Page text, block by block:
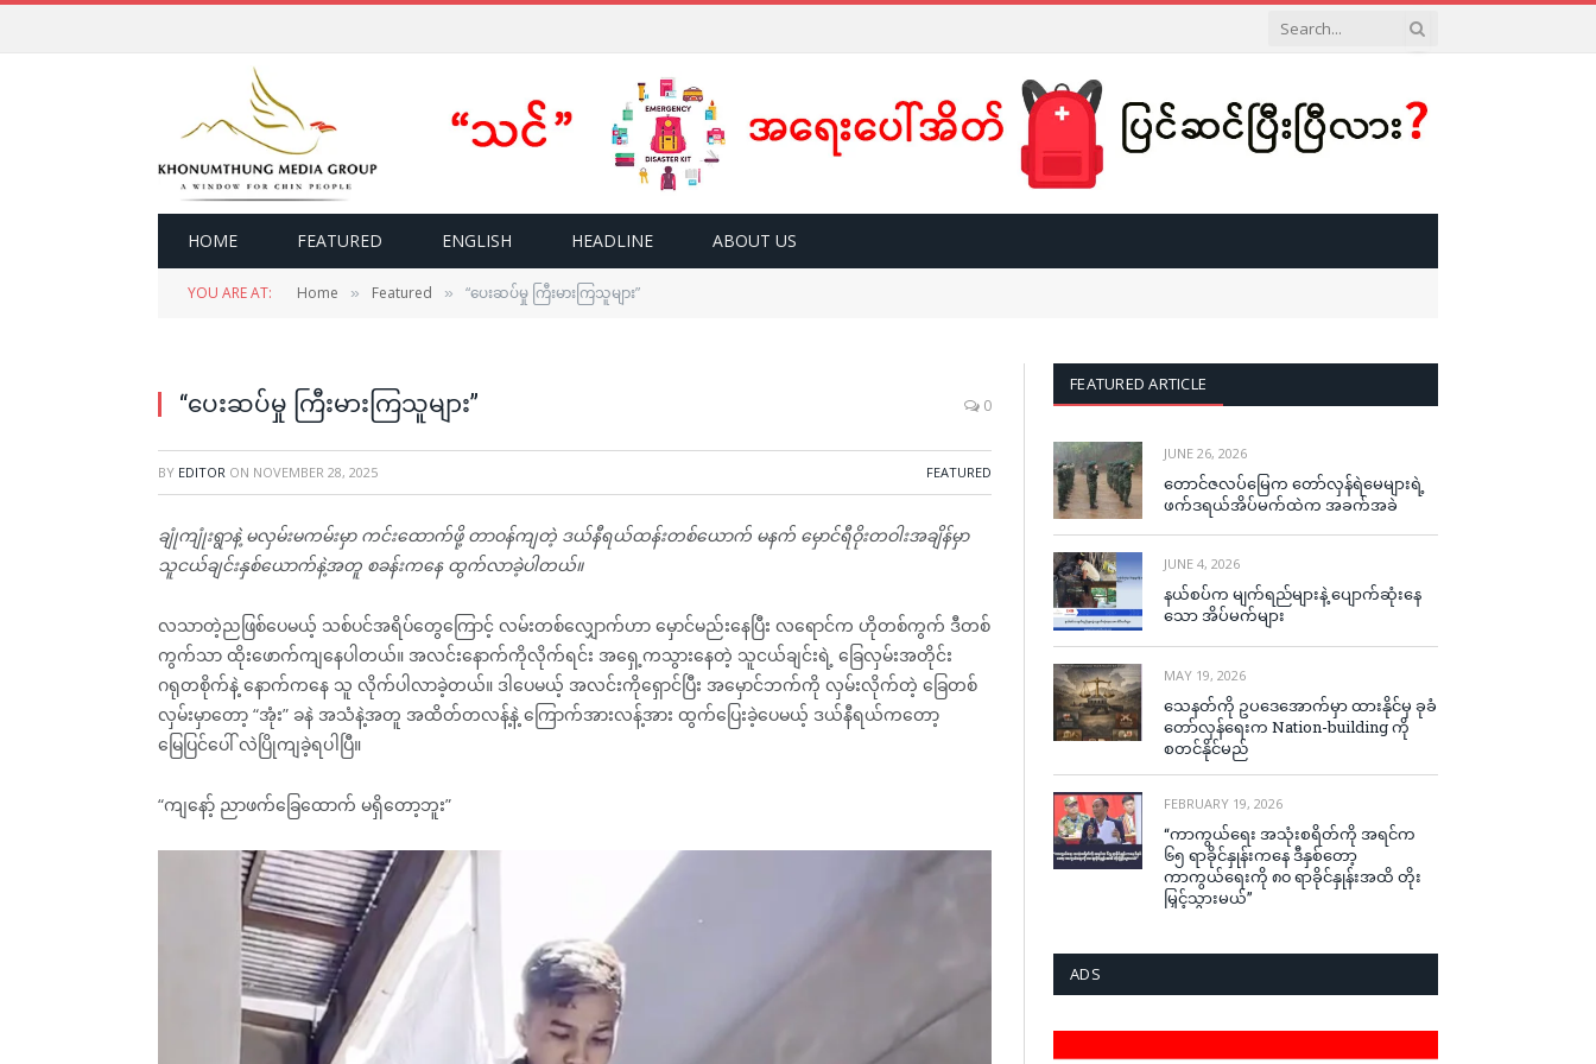
HOME FEATURED ENGLISH HEADLINE ABOUT US
YOU ARE AT: Home » Featured » “ပေးဆပ်မှု ကြီးမားကြသူများ”
“ပေးဆပ်မှု ကြီးမားကြသူများ” 0
BY EDITOR ON NOVEMBER 28, 2025 FEATURED
ချုံကျုံးရွာနဲ့ မလှမ်းမကမ်းမှာ ကင်းထောက်ဖို့ တာဝန်ကျတဲ့ ဒယ်နီရယ်ထန်းတစ်ယောက် မနက် မှောင်ရီဝိုးတဝါးအချိန်မှာ
သူငယ်ချင်းနှစ်ယောက်နဲ့အတူ စခန်းကနေ ထွက်လာခဲ့ပါတယ်။
လသာတဲ့ညဖြစ်ပေမယ့် သစ်ပင်အရိပ်တွေကြောင့် လမ်းတစ်လျှောက်ဟာ မှောင်မည်းနေပြီး လရောင်က ဟိုတစ်ကွက် ဒီတစ်
ကွက်သာ ထိုးဖောက်ကျနေပါတယ်။ အလင်း‌နောက်ကိုလိုက်ရင်း အရှေ့ကသွားနေတဲ့ သူငယ်ချင်းရဲ့ ခြေလှမ်းအတိုင်း
ဂရုတစိုက်နဲ့ နောက်ကနေ သူ လိုက်ပါလာခဲ့တယ်။ ဒါပေမယ့် အလင်းကိုရှောင်ပြီး အမှောင်ဘက်ကို လှမ်းလိုက်တဲ့ ခြေတစ်
လှမ်းမှာတော့ “အုံး” ခနဲ အသံနဲ့အတူ အထိတ်တလန့်နဲ့ ကြောက်အားလန့်အား ထွက်ပြေးခဲ့ပေမယ့် ဒယ်နီရယ်ကတော့
မြေပြင်ပေါ် လဲပြိုကျခဲ့ရပါပြီ။
“ကျနော့် ညာဖက်ခြေထောက် မရှိတော့ဘူး”
FEATURED ARTICLE
JUNE 26, 2026
တောင်ဇလပ်မြေက တော်လှန်ရဲမေများရဲ့
ဖက်ဒရယ်အိပ်မက်ထဲက အခက်အခဲ
JUNE 4, 2026
နယ်စပ်က မျက်ရည်များနဲ့ ပျောက်ဆုံးနေ
သော အိပ်မက်များ
MAY 19, 2026
သေနတ်ကို ဥပဒေအောက်မှာ ထားနိုင်မှ ခုခံ
တော်လှန်ရေးက Nation-building ကို
စတင်နိုင်မည်
FEBRUARY 19, 2026
“ကာကွယ်ရေး အသုံးစရိတ်ကို အရင်က
၆၅ ရာခိုင်နှုန်းကနေ ဒီနှစ်တော့
ကာကွယ်ရေးကို ၈၀ ရာခိုင်နှုန်းအထိ တိုး
မြှင့်သွားမယ်”
ADS